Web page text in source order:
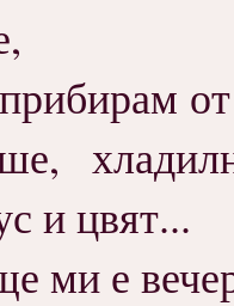
и цвят...
ми е